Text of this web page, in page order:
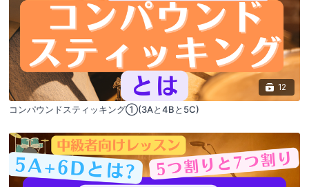
12
コンパウンドスティッキング①(3Aと4Bと5C)